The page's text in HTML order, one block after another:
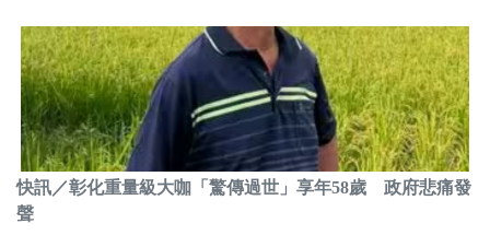
快訊／彰化重量級大咖「驚傳過世」享年58歲 政府悲痛發
聲